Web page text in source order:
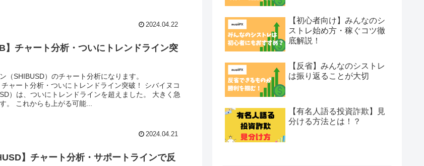
2024.04.22
】チャート分析・ついにトレンドライン突
（SHIBUSD）のチャート分析になります。
チャート分析・ついにトレンドライン突破！ シバイヌコ
）は、ついにトレンドラインを超えました。 大きく急
。 これからも上がる可能...
2024.04.21
】チャート分析・サポートラインで反
【初心者向け】みんなのシ
ストレ始め方・稼ぐコツ徹
底解説！
【反省】みんなのシストレ
は振り返ることが大切
【有名人語る投資詐欺】見
分ける方法とは！？